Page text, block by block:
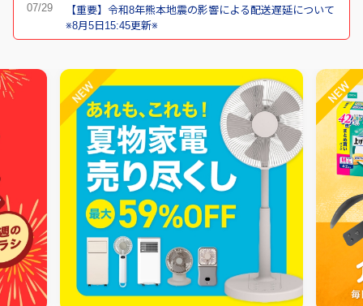
【重要】令和8年熊本地震の影響による配送遅延について
※8月5日15:45更新※